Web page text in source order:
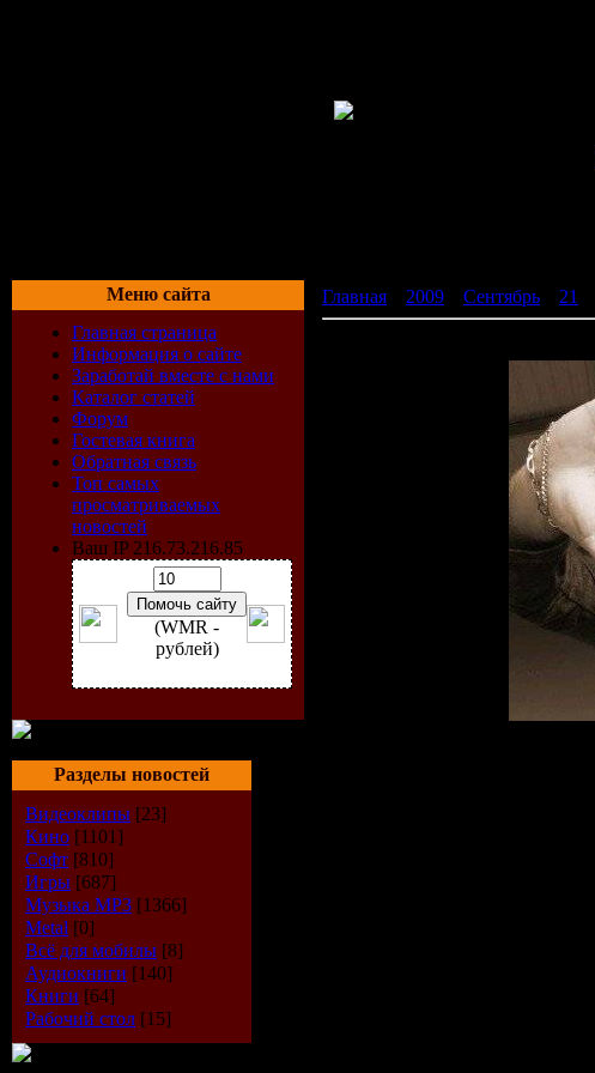
Меню сайта
Главная страница
Информация о сайте
Заработай вместе с нами
Каталог статей
Форум
Гостевая книга
Обратная связь
Топ самых
просматриваемых
новостей
Ваш IP 216.73.216.85
(WMR -
рублей)
Разделы новостей
Видеоклипы [23]
Кино [1101]
Софт [810]
Игры [687]
Музыка МР3 [1366]
Metal [0]
Всё для мобилы [8]
Аудиокниги [140]
Книги [64]
Рабочий стол [15]
Главная 2009 Сентябрь 21